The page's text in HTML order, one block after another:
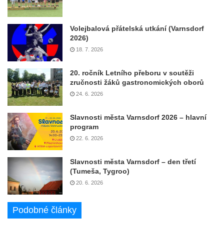
Volejbalová přátelská utkání (Varnsdorf
2026)
18. 7. 2026
20. ročník Letního přeboru v soutěži
zručnosti žáků gastronomických oborů
24. 6. 2026
Slavnosti města Varnsdorf 2026 – hlavní
program
22. 6. 2026
Slavnosti města Varnsdorf – den třetí
(Tumeša, Tygroo)
20. 6. 2026
Podobné články